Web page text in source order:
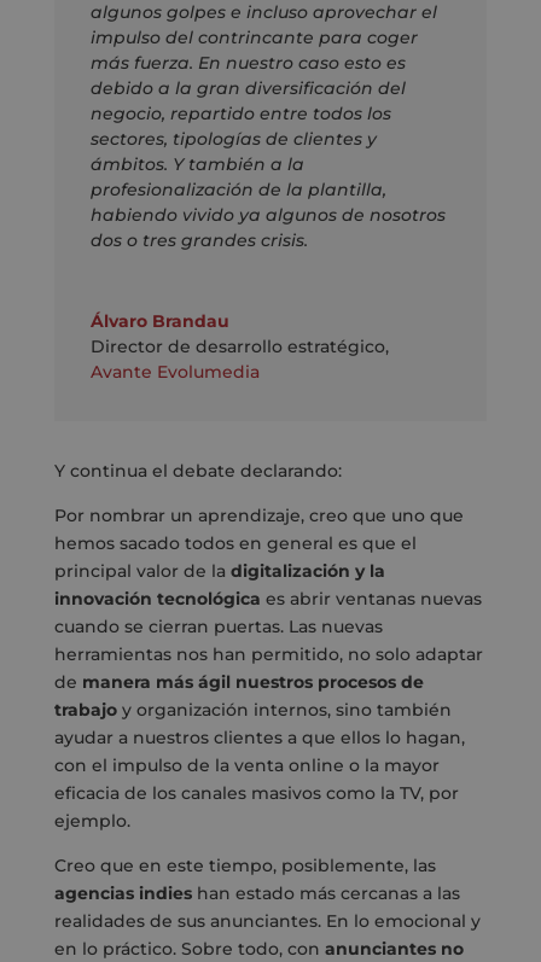
algunos golpes e incluso aprovechar el
impulso del contrincante para coger
más fuerza. En nuestro caso esto es
debido a la gran diversificación del
negocio, repartido entre todos los
sectores, tipologías de clientes y
ámbitos. Y también a la
profesionalización de la plantilla,
habiendo vivido ya algunos de nosotros
dos o tres grandes crisis.
Álvaro Brandau
Director de desarrollo estratégico,
Avante Evolumedia
Y continua el debate declarando:
Por nombrar un aprendizaje, creo que uno que
hemos sacado todos en general es que el
principal valor de la digitalización y la
innovación tecnológica es abrir ventanas nuevas
cuando se cierran puertas. Las nuevas
herramientas nos han permitido, no solo adaptar
de manera más ágil nuestros procesos de
trabajoy organización internos, sino también
ayudar a nuestros clientes a que ellos lo hagan,
con el impulso de la venta online o la mayor
eficacia de los canales masivos como la TV, por
ejemplo.
Creo que en este tiempo, posiblemente, las
agencias indieshan estado más cercanas a las
realidades de sus anunciantes. En lo emocional y
en lo práctico. Sobre todo, con anunciantes no